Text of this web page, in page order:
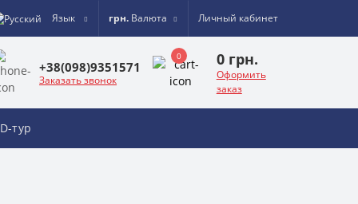
Язык грн. Валюта Личный кабинет
+38(098)9351571
Заказать звонок
0 0 грн.
Оформить
заказ
тур